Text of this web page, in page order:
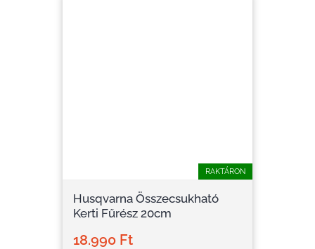
RAKTÁRON
Husqvarna Összecsukható
Kerti Fűrész 20cm
18.990 Ft